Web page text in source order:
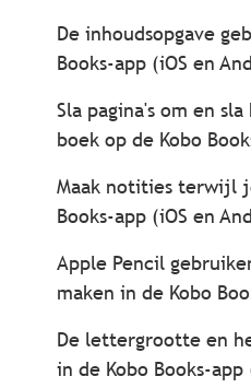
De inhoudsopgave
Books-app (iOS en
Sla pagina's om en
boek op de Kobo
Maak notities terwijl
Books-app (iOS en
Apple Pencil
maken in de Kobo
De lettergrootte en
in de Kobo Books-